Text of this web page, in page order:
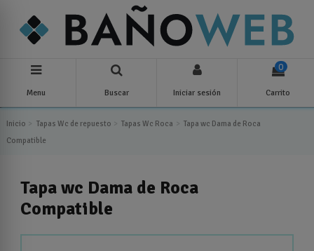
Menu Buscar Iniciar sesión
0
Carrito
Inicio Tapas Wc de repuesto Tapas Wc Roca
Tapa wc Dama de Roca
Compatible
Tapa wc Dama de Roca
Compatible